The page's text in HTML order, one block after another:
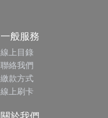
一般服務
線上目錄
聯絡我們
繳款方式
線上刷卡